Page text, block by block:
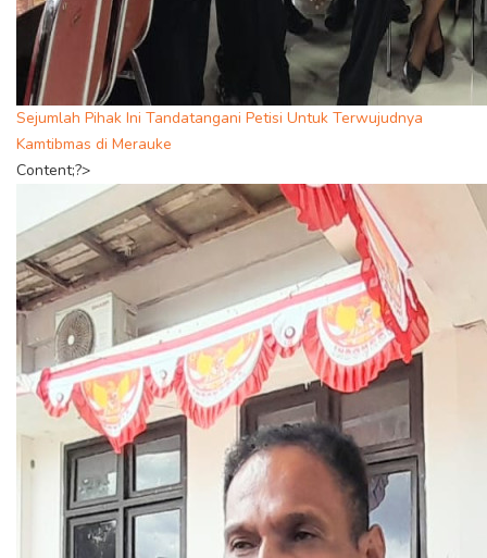
Sejumlah Pihak Ini Tandatangani Petisi Untuk Terwujudnya
Kamtibmas di Merauke
Content;?>